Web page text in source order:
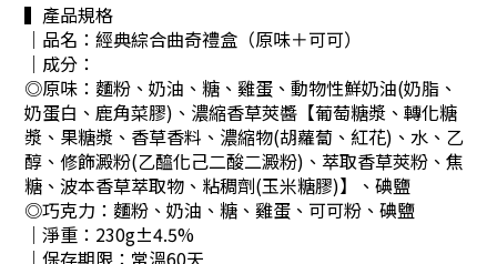
▍產品規格
｜品名：經典綜合曲奇禮盒（原味＋可可）
｜成分：
◎原味：麵粉、奶油、糖、雞蛋、動物性鮮奶油(奶脂、
奶蛋白、鹿角菜膠)、濃縮香草莢醬【葡萄糖漿、轉化糖
漿、果糖漿、香草香料、濃縮物(胡蘿蔔、紅花)、水、乙
醇、修飾澱粉(乙醯化己二酸二澱粉)、萃取香草莢粉、焦
糖、波本香草萃取物、粘稠劑(玉米糖膠)】、碘鹽
◎巧克力：麵粉、奶油、糖、雞蛋、可可粉、碘鹽
｜淨重：230g±4.5%